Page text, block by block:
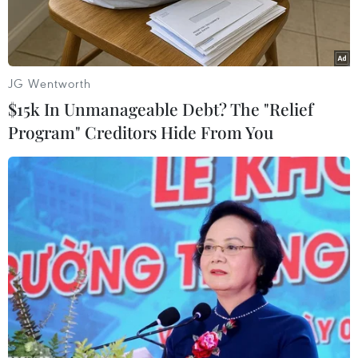
thành công.
Thủ tướng Nguyễn Xuân Phúc và Trưởng Ban Dân vận Trung
ương Trương Thị Mai với các đại biểu dự hội nghị. (Ảnh: Thống
Nhất/TTXVN)
JG Wentworth
$15k In Unmanageable Debt? The "Relief
Program" Creditors Hide From You